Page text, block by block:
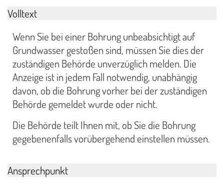
Volltext
Wenn Sie bei einer Bohrung unbeabsichtigt auf
Grundwasser gestoßen sind, müssen Sie dies der
zuständigen Behörde unverzüglich melden. Die
Anzeige ist in jedem Fall notwendig, unabhängig
davon, ob die Bohrung vorher bei der zuständigen
Behörde gemeldet wurde oder nicht.
Die Behörde teilt Ihnen mit, ob Sie die Bohrung
gegebenenfalls vorübergehend einstellen müssen.
Ansprechpunkt